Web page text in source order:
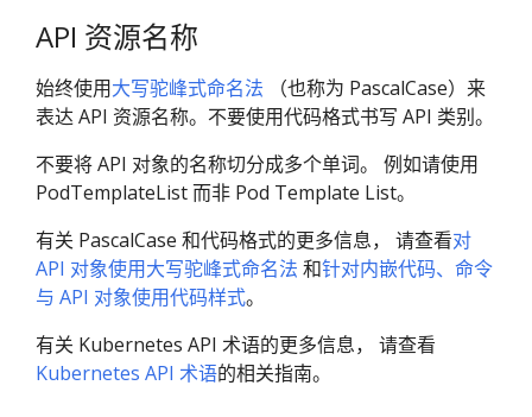
API 资源名称
始终使用大写驼峰式命名法 （也称为 PascalCase）来
表达 API 资源名称。不要使用代码格式书写 API 类别。
不要将 API 对象的名称切分成多个单词。 例如请使用
PodTemplateList 而非 Pod Template List。
有关 PascalCase 和代码格式的更多信息， 请查看对
API 对象使用大写驼峰式命名法 和针对内嵌代码、命令
与 API 对象使用代码样式。
有关 Kubernetes API 术语的更多信息， 请查看
Kubernetes API 术语的相关指南。